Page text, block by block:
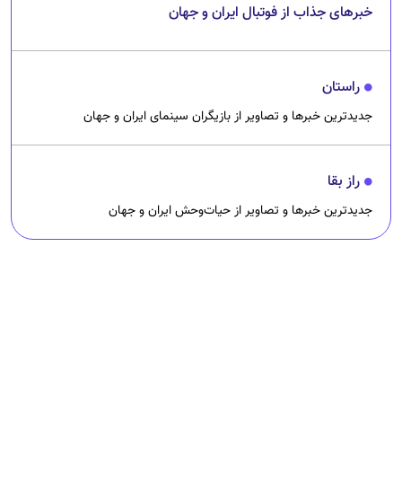
خبرهای جذاب از فوتبال ایران و جهان
راستان
جدیدترین خبرها و تصاویر از بازیگران سینمای ایران و جهان
راز بقا
جدیدترین خبرها و تصاویر از حیات‌وحش ایران و جهان